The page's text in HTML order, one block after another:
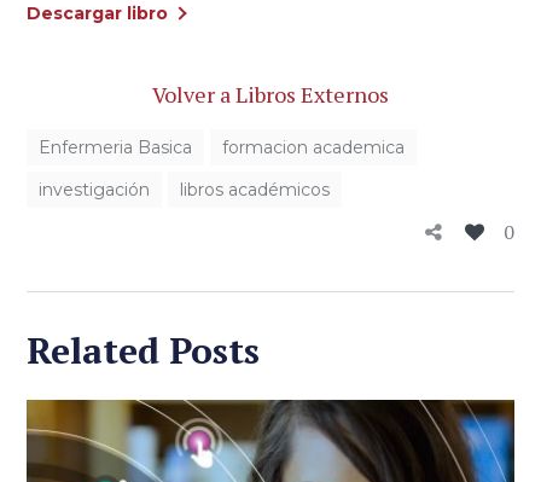
Descargar libro
Volver a Libros Externos
Enfermeria Basica
formacion academica
investigación
libros académicos
0
Related Posts